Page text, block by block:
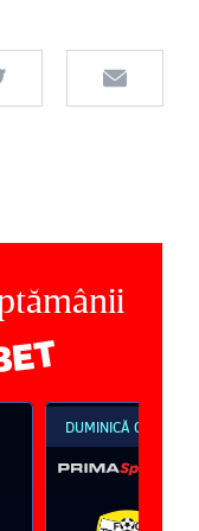
DUMINICĂ 09 AUG,